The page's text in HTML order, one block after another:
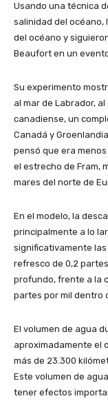
Usando una técnica
salinidad del océano,
del océano y
Beaufort en un
Su experimento
al mar de Labrador,
canadiense, un
Canadá y
pensó que era
el estrecho de Fram,
mares del norte de
En el modelo, la
principalmente a lo
significativamente las
refresco de 0,2
profundo, frente a la
partes por mil dentro
El volumen de agua
aproximadamente el
más de 23.300
Este volumen de
tener efectos